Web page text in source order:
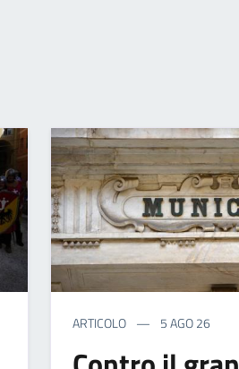
ARTICOLO 5 AGO 26